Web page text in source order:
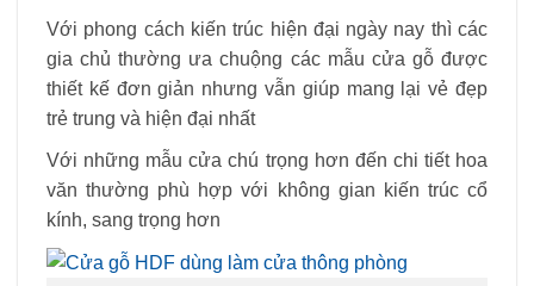
Với phong cách kiến trúc hiện đại ngày nay thì các
gia chủ thường ưa chuộng các mẫu cửa gỗ được
thiết kế đơn giản nhưng vẫn giúp mang lại vẻ đẹp
trẻ trung và hiện đại nhất
Với những mẫu cửa chú trọng hơn đến chi tiết hoa
văn thường phù hợp với không gian kiến trúc cổ
kính, sang trọng hơn